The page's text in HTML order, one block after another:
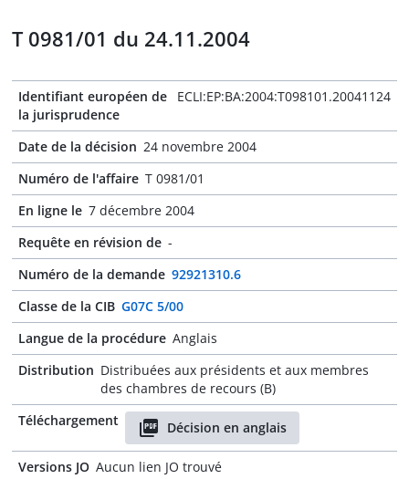
T 0981/01 du 24.11.2004
Identifiant européen de
la jurisprudence
ECLI:EP:BA:2004:T098101.20041124
Date de la décision 24 novembre 2004
Numéro de l'affaire T 0981/01
En ligne le 7 décembre 2004
Requête en révision de -
Numéro de la demande 92921310.6
Classe de la CIB G07C 5/00
Langue de la procédure Anglais
Distribution Distribuées aux présidents et aux membres
des chambres de recours (B)
Téléchargement
Décision en anglais
Versions JO Aucun lien JO trouvé